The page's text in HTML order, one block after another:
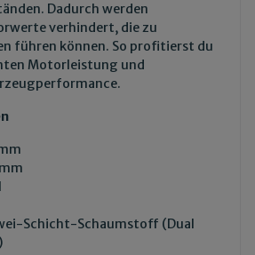
Dadurch werden
verhindert, die zu
führen können. So profitierst du
Motorleistung und
Schicht-Schaumstoff (Dual